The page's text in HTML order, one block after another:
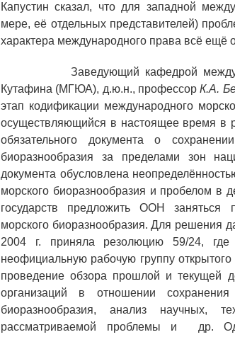
Капустин сказал, что для западной
мере, её отдельных представителей)
характера международного права всё ещё
Заведующий кафедрой
Кутафина (МГЮА), д.ю.н., профессорК.А.
этап кодификации международного
осуществляющийся в настоящее время в
обязательного документа о
биоразнообразия за пределами зон
документа обусловлена
морского биоразнообразия и пробелом в
государств предложить ООН заняться
морского биоразнообразия. Для решения
2004 г. приняла резолюцию 59/24, где
неофициальную рабочую группу
проведение обзора прошлой и текущей
организаций в отношении
биоразнообразия, анализ научных,
рассматриваемой проблемы и
др.